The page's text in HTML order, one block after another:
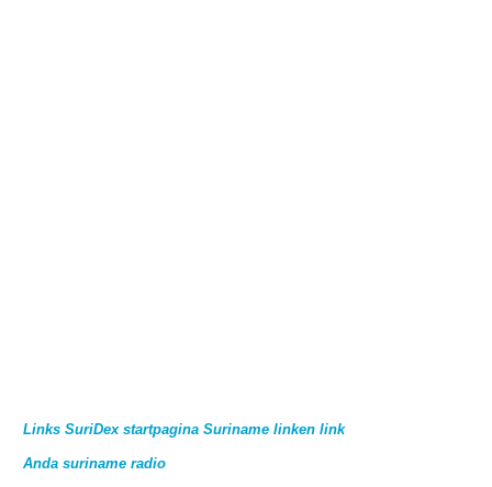
Links SuriDex startpagina Suriname linken link
Anda suriname radio